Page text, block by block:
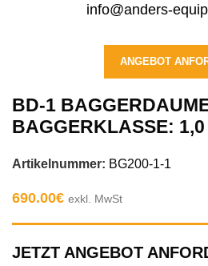
info@anders-
ANGEBOT
BD-1
BAGGERKLASSE: 1,0
Artikelnummer: BG200-1-1
690.00€ exkl. MwSt
JETZT ANGEBOT